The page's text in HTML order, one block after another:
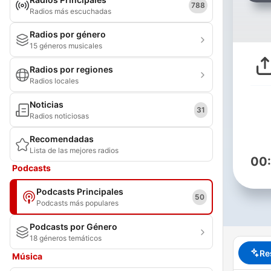
Radios más escuchadas
788
Radios por género
15 géneros musicales
Radios por regiones
Radios locales
Noticias
Radios noticiosas
31
Recomendadas
Lista de las mejores radios
Podcasts
Podcasts Principales
Podcasts más populares
50
Podcasts por Género
18 géneros temáticos
Música